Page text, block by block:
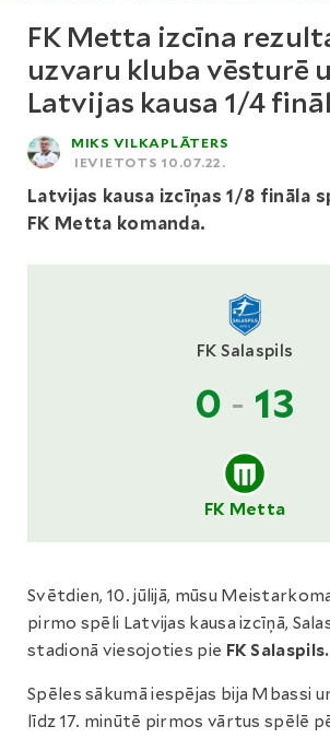
FK Metta izcīna
uzvaru kluba vēsturē
Latvijas kausa 1/4
MIKS VILKAPLĀTERS
IEVIETOTS 10.07.22.
Latvijas kausa izcīņas 1/8 fināla
FK Metta komanda.
FK Salaspils
0 - 13
FK Metta
Svētdien, 10. jūlijā, mūsu
pirmo spēli Latvijas kausa izcīņā,
stadionā viesojoties pie FK Salaspils.
Spēles sākumā iespējas bija Mbassi
līdz 17. minūtē pirmos vārtus spēlē